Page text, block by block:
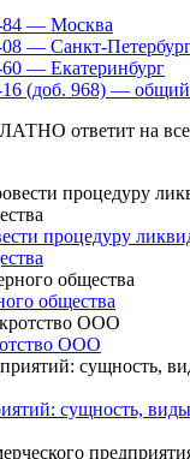
84 — Москва
08 — Санкт-
— Екатеринбург
16 (доб. 968) — общий
ответит на
процедуру
общества
ООО
сущность,